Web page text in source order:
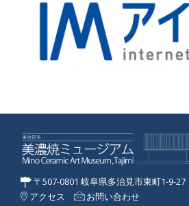
〒507-0801 岐阜県多治見市東町1-9-27
アクセス
お問い合わせ